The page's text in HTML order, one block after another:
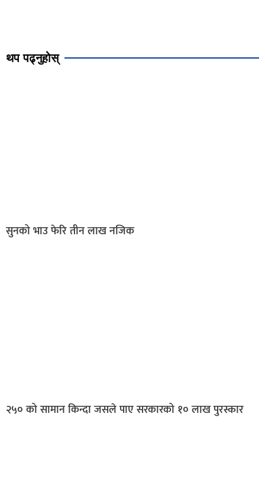
थप पढ्नुहोस्
सुनको भाउ फेरि तीन लाख नजिक
२५० को सामान किन्दा जसले पाए सरकारको १० लाख पुरस्कार